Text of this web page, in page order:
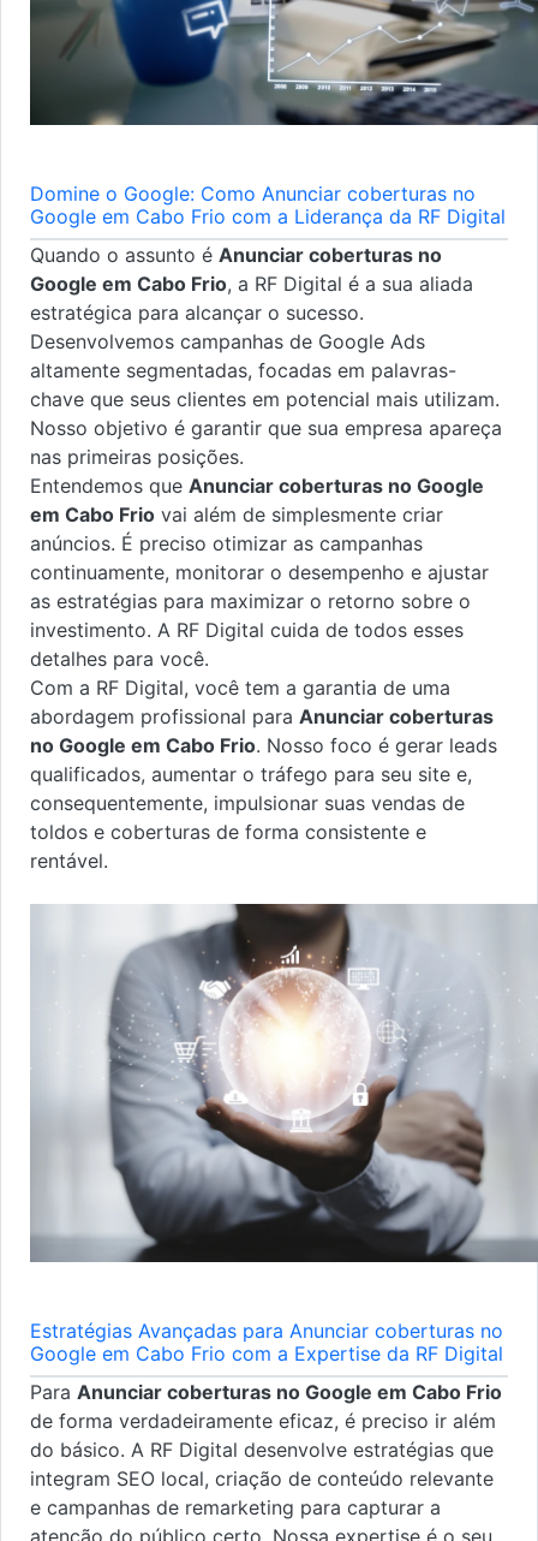
Domine o Google: Como Anunciar coberturas no
Google em Cabo Frio com a Liderança da RF Digital
Quando o assunto é Anunciar coberturas no
Google em Cabo Frio, a RF Digital é a sua aliada
estratégica para alcançar o sucesso.
Desenvolvemos campanhas de Google Ads
altamente segmentadas, focadas em palavras-
chave que seus clientes em potencial mais utilizam.
Nosso objetivo é garantir que sua empresa apareça
nas primeiras posições.
Entendemos que Anunciar coberturas no Google
em Cabo Frio vai além de simplesmente criar
anúncios. É preciso otimizar as campanhas
continuamente, monitorar o desempenho e ajustar
as estratégias para maximizar o retorno sobre o
investimento. A RF Digital cuida de todos esses
detalhes para você.
Com a RF Digital, você tem a garantia de uma
abordagem profissional para Anunciar coberturas
no Google em Cabo Frio. Nosso foco é gerar leads
qualificados, aumentar o tráfego para seu site e,
consequentemente, impulsionar suas vendas de
toldos e coberturas de forma consistente e
rentável.
Estratégias Avançadas para Anunciar coberturas no
Google em Cabo Frio com a Expertise da RF Digital
Para Anunciar coberturas no Google em Cabo Frio
de forma verdadeiramente eficaz, é preciso ir além
do básico. A RF Digital desenvolve estratégias que
integram SEO local, criação de conteúdo relevante
e campanhas de remarketing para capturar a